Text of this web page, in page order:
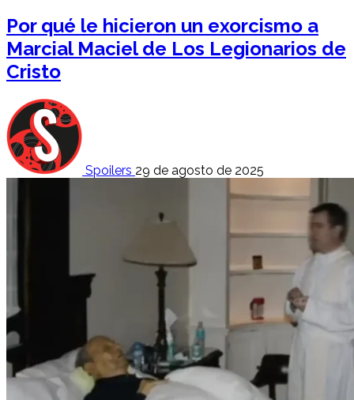
Por qué le hicieron un exorcismo a
Marcial Maciel de Los Legionarios de
Cristo
Spoilers 29 de agosto de 2025